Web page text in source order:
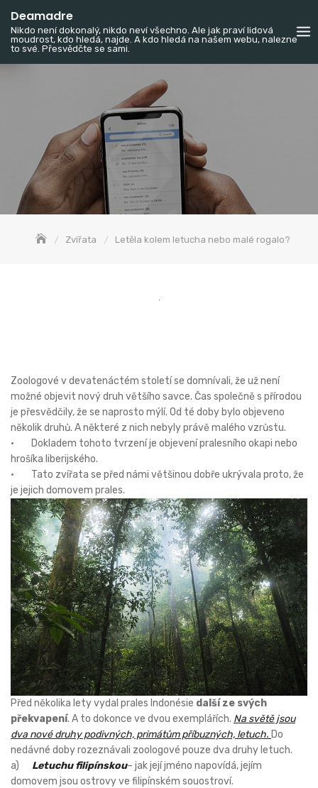
content
Deamadre
Nikdo není dokonalý, nikdo neví všechno. Ale jak praví lidová
moudrost, kdo hledá, najde. A kdo hledá na našem webu, nalezne
to své. Přesvědčte se sami.
Zvířata Letěla kolem letucha nebo malé rogalo?
Zoologové v devatenáctém století se domnívali, že už není
možné objevit nový druh většího savce. Čas společně s přírodou
je přesvědčily, že se naprosto mýlí. Od té doby bylo objeveno
několik druhů. A některé z nich nebyly právě malého vzrůstu.
· Dokladem tohoto tvrzení je objevení pralesního okapi nebo
hrošíka liberijského.
· Tato zvířata se před námi většinou dobře ukrývala proto, že
je jejich domovem prales.
Před několika lety vydal prales Indonésie další ze svých
překvapení. A to dokonce ve dvou exemplářích. Na světě jsou
dva nové druhy podivných, primátům příbuzných, letuch. Do
nedávné doby rozeznávali zoologové pouze dva druhy letuch.
a) Letuchu filipínskou– jak její jméno napovídá, jejím
domovem jsou ostrovy ve filipínském souostroví.